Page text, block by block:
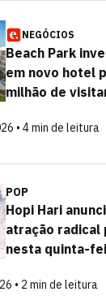
NEGÓCIOS
Beach Park
em novo hotel
milhão de
• 4 min de leitura
POP
Hopi Hari
atração radical
nesta quinta-
• 2 min de leitura